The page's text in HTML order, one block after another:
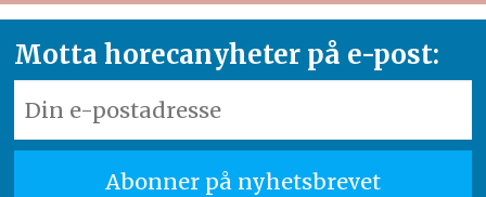
Motta horecanyheter på e-post: